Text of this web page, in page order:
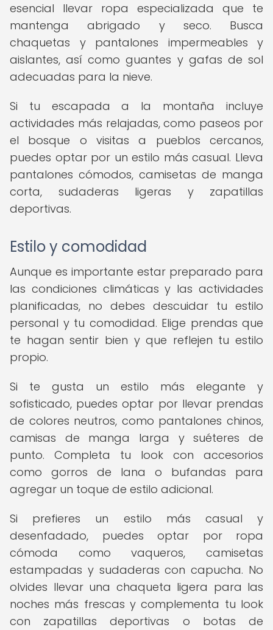
esencial llevar ropa especializada que te
mantenga abrigado y seco. Busca
chaquetas y pantalones impermeables y
aislantes, así como guantes y gafas de sol
adecuadas para la nieve.
Si tu escapada a la montaña incluye
actividades más relajadas, como paseos por
el bosque o visitas a pueblos cercanos,
puedes optar por un estilo más casual. Lleva
pantalones cómodos, camisetas de manga
corta, sudaderas ligeras y zapatillas
deportivas.
Estilo y comodidad
Aunque es importante estar preparado para
las condiciones climáticas y las actividades
planificadas, no debes descuidar tu estilo
personal y tu comodidad. Elige prendas que
te hagan sentir bien y que reflejen tu estilo
propio.
Si te gusta un estilo más elegante y
sofisticado, puedes optar por llevar prendas
de colores neutros, como pantalones chinos,
camisas de manga larga y suéteres de
punto. Completa tu look con accesorios
como gorros de lana o bufandas para
agregar un toque de estilo adicional.
Si prefieres un estilo más casual y
desenfadado, puedes optar por ropa
cómoda como vaqueros, camisetas
estampadas y sudaderas con capucha. No
olvides llevar una chaqueta ligera para las
noches más frescas y complementa tu look
con zapatillas deportivas o botas de